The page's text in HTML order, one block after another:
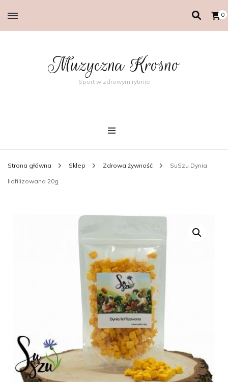
0
Muzyczna Krosno
Sport w zdrowym rytmie
Strona główna Sklep Zdrowa żywność SuSzu Dynia
liofilizowana 20g